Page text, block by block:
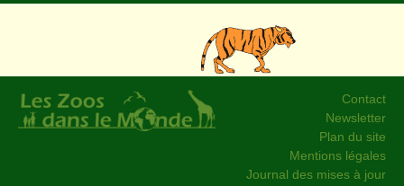
Contact
Newsletter
Plan du site
Mentions légales
Journal des mises à jour